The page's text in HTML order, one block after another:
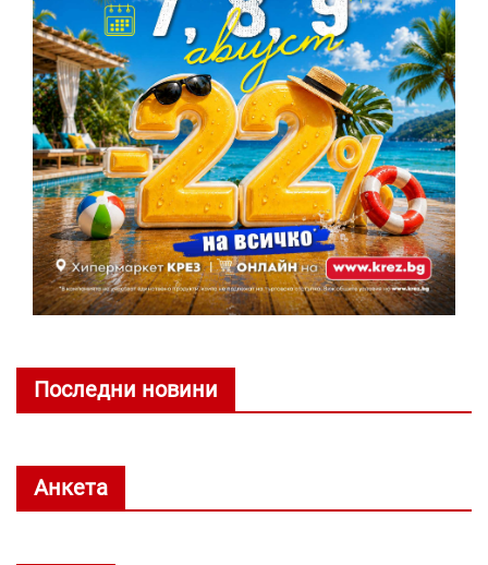
Последни новини
Анкета